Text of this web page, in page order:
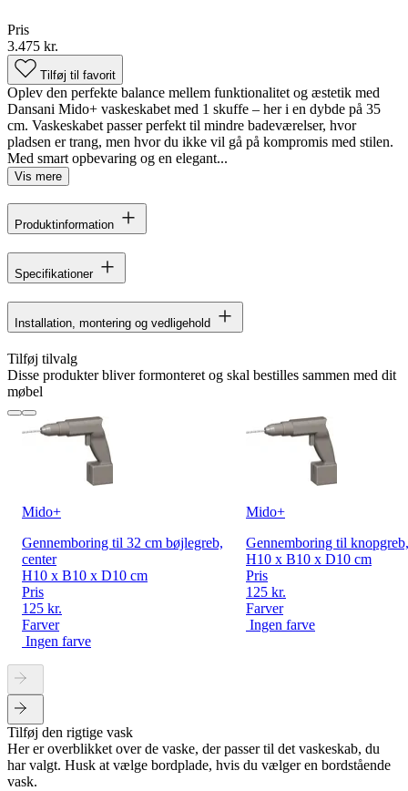
Pris
3.475 kr.
Tilføj til favorit
Oplev den perfekte balance mellem funktionalitet og æstetik med
Dansani Mido+ vaskeskabet med 1 skuffe – her i en dybde på 35
cm. Vaskeskabet passer perfekt til mindre badeværelser, hvor
pladsen er trang, men hvor du ikke vil gå på kompromis med stilen.
Med smart opbevaring og en elegant...
Vis mere
Produktinformation
Specifikationer
Installation, montering og vedligehold
Tilføj tilvalg
Disse produkter bliver formonteret og skal bestilles sammen med dit
møbel
Mido+
Gennemboring til 32 cm bøjlegreb,
center
H10 x B10 x D10 cm
Pris
125 kr.
Farver
Ingen farve
Mido+
Gennemboring til
H10 x B10 x D10 cm
Pris
125 kr.
Farver
Ingen farve
Tilføj den rigtige vask
Her er overblikket over de vaske, der passer til det vaskeskab, du
har valgt. Husk at vælge bordplade, hvis du vælger en bordstående
vask.